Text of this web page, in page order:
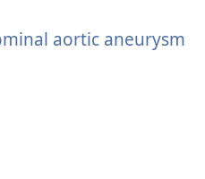
aortic aneurysm